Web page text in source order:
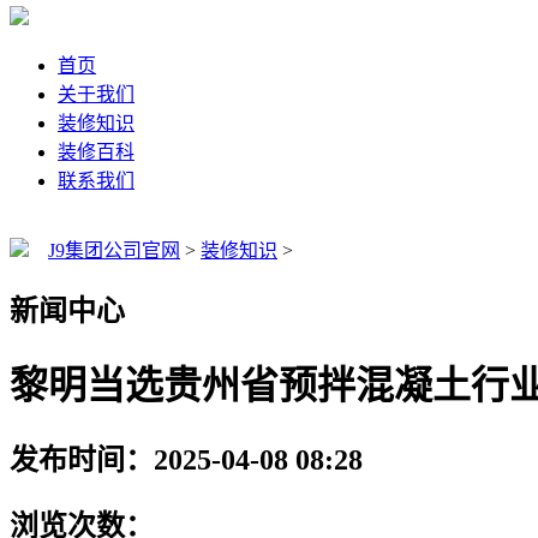
首页
关于我们
装修知识
装修百科
联系我们
J9集团公司官网 > 装修知识 >
新闻中心
黎明当选贵州省预拌混凝土行
发布时间：2025-04-08 08:28
浏览次数：